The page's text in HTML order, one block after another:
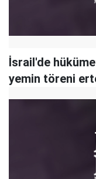
İsrail'de
yemin töreni